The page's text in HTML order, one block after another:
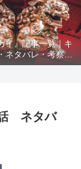
イ』記事一覧｜キ
ネタバレ・考察・
とめ【完全ガイ
ネタバ